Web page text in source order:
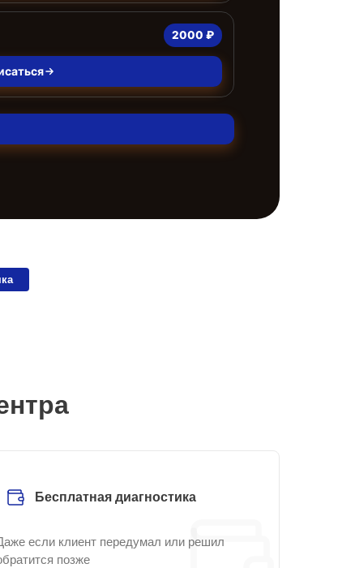
2000 ₽
Бесплатная диагностика
если клиент передумал или решил
позже